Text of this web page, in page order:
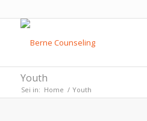
Youth
Sei in: Home / Youth